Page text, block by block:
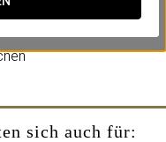
sich auch für: